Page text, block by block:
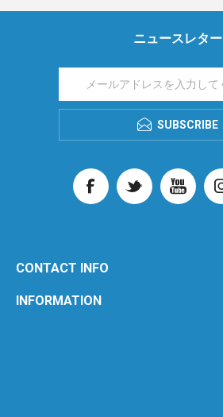
ニュースレター
SUBSCRIBE
CONTACT INFO
INFORMATION